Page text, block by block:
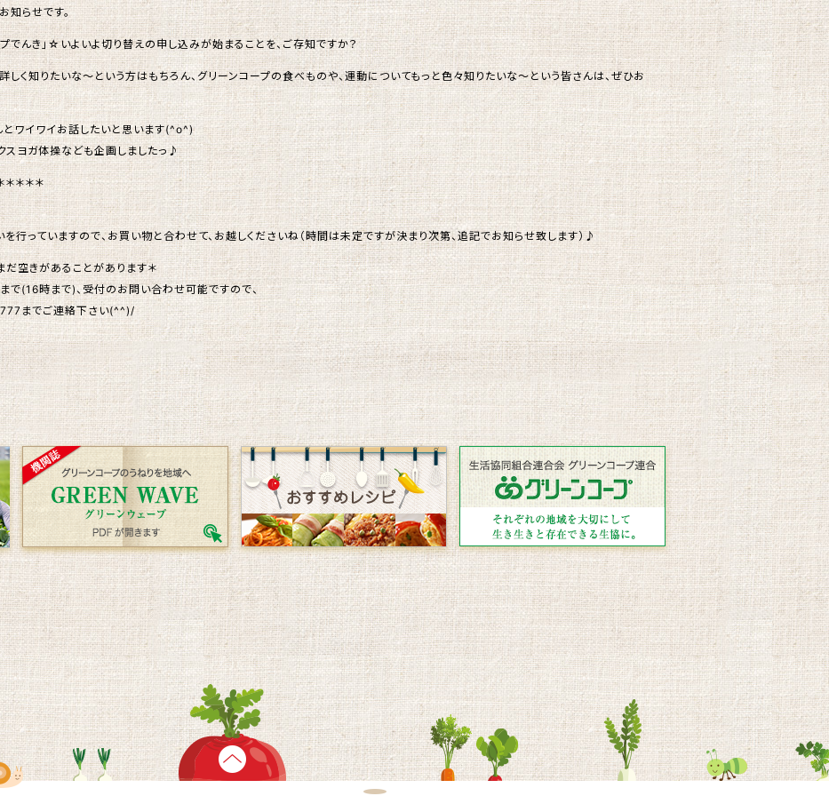
知らせです。
でんき」☆いよいよ切り替えの申し込みが始まることを、ご存知ですか？
しく知りたいな～という方はもちろん、グリーンコープの食べものや、運動についてもっと色々知りたいな～という皆さんは、ぜひお
とワイワイお話したいと思います(^o^)
スヨガ体操なども企画しましたっ♪
＊＊＊＊
を行っていますので、お買い物と合わせて、お越しくださいね（時間は未定ですが決まり次第、追記でお知らせ致します）♪
空きがあることがあります＊
で(16時まで)、受付のお問い合わせ可能ですので、
までご連絡下さい(^^)/